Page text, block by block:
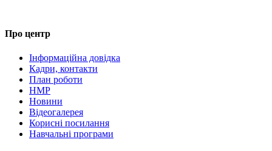
Про центр
Інформаційна довідка
Кадри, контакти
План роботи
НМР
Новини
Відеогалерея
Корисні посилання
Навчальні програми